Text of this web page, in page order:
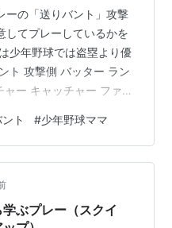
ーの「送りバント」攻撃
してプレーしているかを
少年野球では盗塁より優
ト 攻撃側 バッター ラン
ー キャッチャー ファー
先度が低い 送りバント
す＝バントを行い、ラン
年野球の場合、ランナー
が高いため、送りバン
送りバントが採用される
ト #少年野球ママ
学ぶプレー（スクイ